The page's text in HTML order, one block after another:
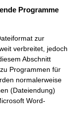
Programme
zur
verbreitet, jedoch
Abschnitt
Programmen für
normalerweise
(Dateiendung)
Word-